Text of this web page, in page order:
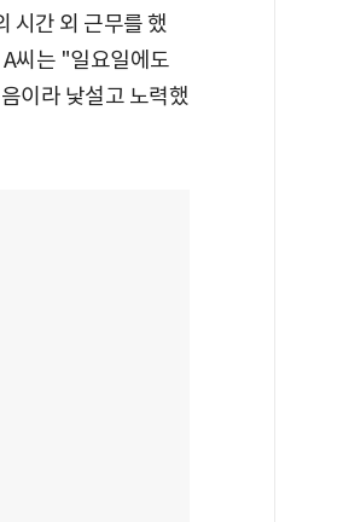
시간 외 근무를 했
씨는 "일요일에도
이라 낯설고 노력했